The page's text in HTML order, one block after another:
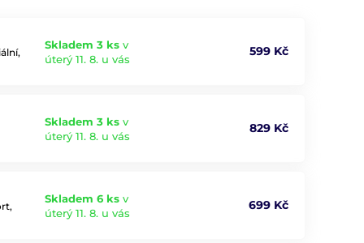
Skladem 3 ks v
úterý 11. 8. u vás
599 Kč
Skladem 3 ks v
úterý 11. 8. u vás
829 Kč
Skladem 6 ks v
úterý 11. 8. u vás
699 Kč